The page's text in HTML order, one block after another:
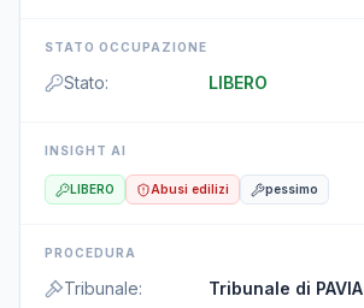
STATO OCCUPAZIONE
Stato: LIBERO
INSIGHT AI
LIBERO Abusi edilizi pessimo
PROCEDURA
Tribunale:
Tribunale di PAVIA